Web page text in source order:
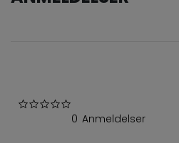
0 Anmeldelser